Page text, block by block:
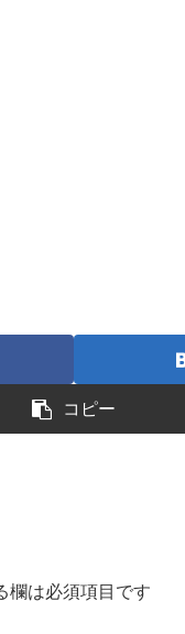
コピー
欄は必須項目です